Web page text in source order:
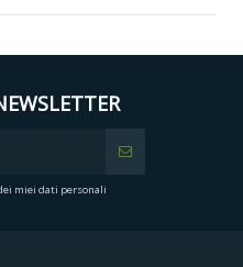
miei dati personali